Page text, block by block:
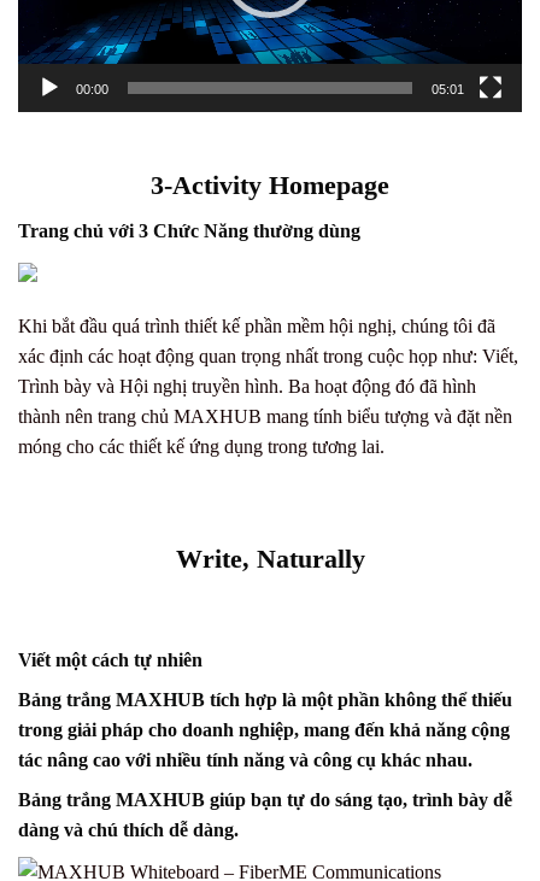
00:00 05:01
3-Activity Homepage
Trang chủ với 3 Chức Năng thường dùng
Khi bắt đầu quá trình thiết kế phần mềm hội nghị, chúng tôi đã
xác định các hoạt động quan trọng nhất trong cuộc họp như: Viết,
Trình bày và Hội nghị truyền hình. Ba hoạt động đó đã hình
thành nên trang chủ MAXHUB mang tính biểu tượng và đặt nền
móng cho các thiết kế ứng dụng trong tương lai.
Write, Naturally
Viết một cách tự nhiên
Bảng trắng MAXHUB tích hợp là một phần không thể thiếu
trong giải pháp cho doanh nghiệp, mang đến khả năng cộng
tác nâng cao với nhiều tính năng và công cụ khác nhau.
Bảng trắng MAXHUB giúp bạn tự do sáng tạo, trình bày dễ
dàng và chú thích dễ dàng.